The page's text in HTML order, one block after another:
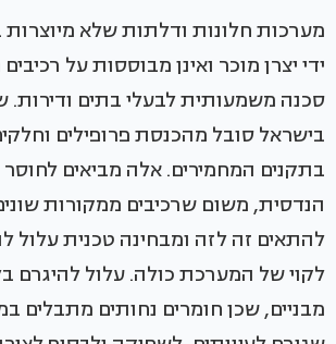
מערכות חלונות ודלתות שלא מיוצרות
ידי יצרן מוכר ואינן מבוססות על
סכנה משמעותית לבעלי בתים ודירות.
בישראל סובל מהכנסת פרופילים
בתקנים המחמירים. אלה מביאים
הנדסית, משום שרכיבים ממקורות
להתאים זה לזה ומבחינה טכנית עלול
לקוי של המערכת כולה. עלול להיגרם
מבניים, שכן חומרים נחותים מתבלים